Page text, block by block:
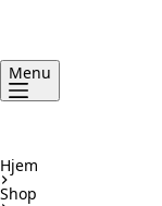
Menu
Hjem
Shop